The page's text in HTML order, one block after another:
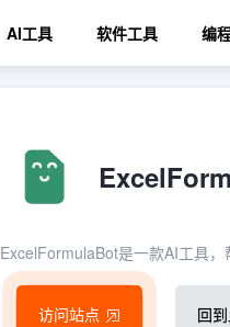
AI工具 软件工具 编
ExcelFormulaBot是一款AI工具
访问站点 回